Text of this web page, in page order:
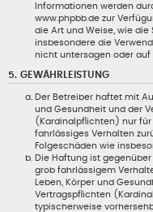
Informationen werden
www.phpbb.de zur
die Art und Weise, wie die
insbesondere die
nicht untersagen oder auf
5. GEWÄHRLEISTUNG
Der Betreiber haftet mit
und Gesundheit und der
(Kardinalpflichten) nur für
fahrlässiges Verhalten
Folgeschäden wie
Die Haftung ist
grob fahrlässigem
Leben, Körper und
Vertragspflichten
typischerweise